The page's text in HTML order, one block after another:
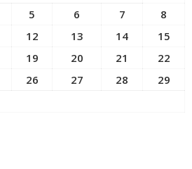
5 6 7
8
12 13 14
15
19 20 21
22
26 27 28
29